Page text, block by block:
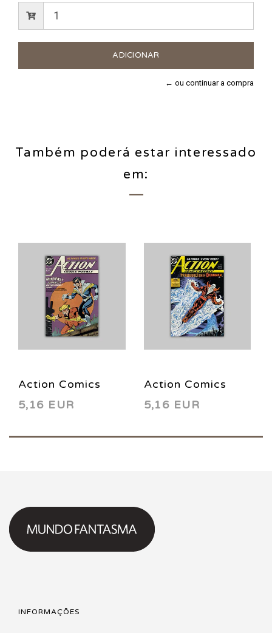
← ou continuar a compra
Também poderá estar interessado
em:
Action Comics
618 1988
5,16 EUR
Action Comics
619 1988
5,16 EUR
INFORMAÇÕES